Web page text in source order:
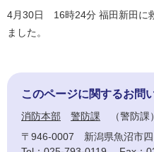
4月30日 16時24分 福田新田に
ました。
このページに関するお問
消防本部 警防課
警防課
〒946-0007
新潟県魚沼市